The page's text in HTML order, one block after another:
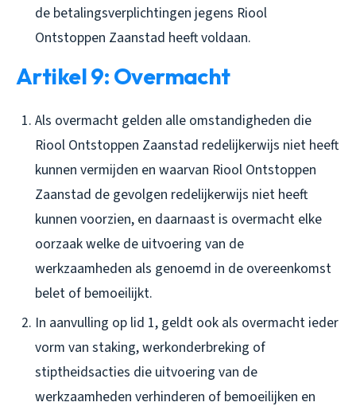
de betalingsverplichtingen jegens Riool
Ontstoppen Zaanstad heeft voldaan.
Artikel 9: Overmacht
Als overmacht gelden alle omstandigheden die
Riool Ontstoppen Zaanstad redelijkerwijs niet heeft
kunnen vermijden en waarvan Riool Ontstoppen
Zaanstad de gevolgen redelijkerwijs niet heeft
kunnen voorzien, en daarnaast is overmacht elke
oorzaak welke de uitvoering van de
werkzaamheden als genoemd in de overeenkomst
belet of bemoeilijkt.
In aanvulling op lid 1, geldt ook als overmacht ieder
vorm van staking, werkonderbreking of
stiptheidsacties die uitvoering van de
werkzaamheden verhinderen of bemoeilijken en